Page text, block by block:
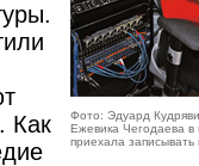
Фото: Эдуард
Ежевика Чегодаева в
приехала
Как